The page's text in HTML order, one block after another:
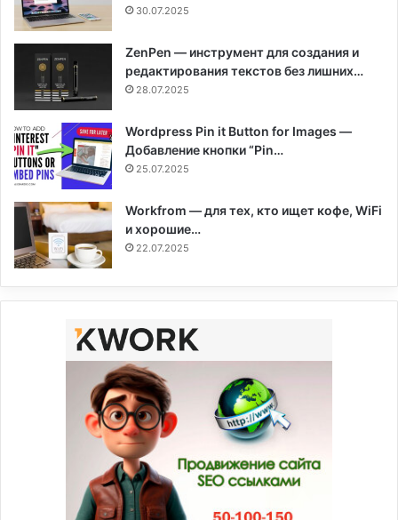
30.07.2025
ZenPen — инструмент для создания и
редактирования текстов без лишних…
28.07.2025
Wordpress Pin it Button for Images —
Добавление кнопки “Pin…
25.07.2025
Workfrom — для тех, кто ищет кофе, WiFi
и хорошие…
22.07.2025